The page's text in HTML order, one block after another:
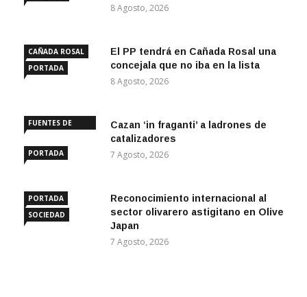
8 Agosto, 2026
CAÑADA ROSAL
PORTADA
El PP tendrá en Cañada Rosal una
concejala que no iba en la lista
8 Agosto, 2026
FUENTES DE
PORTADA
Cazan ‘in fraganti’ a ladrones de
catalizadores
7 Agosto, 2026
PORTADA
SOCIEDAD
Reconocimiento internacional al
sector olivarero astigitano en Olive
Japan
7 Agosto, 2026